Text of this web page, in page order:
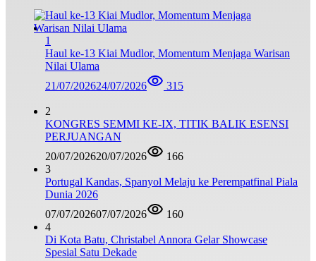
1
Haul ke-13 Kiai Mudlor, Momentum Menjaga Warisan
Nilai Ulama
21/07/202624/07/2026 315
2
KONGRES SEMMI KE-IX, TITIK BALIK ESENSI
PERJUANGAN
20/07/202620/07/2026
166
3
Portugal Kandas, Spanyol Melaju ke Perempatfinal Piala
Dunia 2026
07/07/202607/07/2026
160
4
Di Kota Batu, Christabel Annora Gelar Showcase
Spesial Satu Dekade